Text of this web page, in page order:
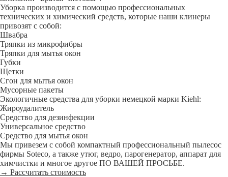
Уборка производится с помощью профессиональных
технических и химический средств, которые наши клинеры
привозят с собой:
Швабра
Тряпки из микрофибры
Тряпки для мытья окон
Губки
Щетки
Сгон для мытья окон
Мусорные пакеты
Экологичные средства для уборки немецкой марки Kiehl:
Жироудалитель
Средство для дезинфекции
Универсальное средство
Средство для мытья окон
Мы привезем с собой компактный профессиональный пылесос
фирмы Soteco, а также утюг, ведро, парогенератор, аппарат для
химчистки и многое другое ПО ВАШЕЙ ПРОСЬБЕ.
→ Рассчитать стоимость